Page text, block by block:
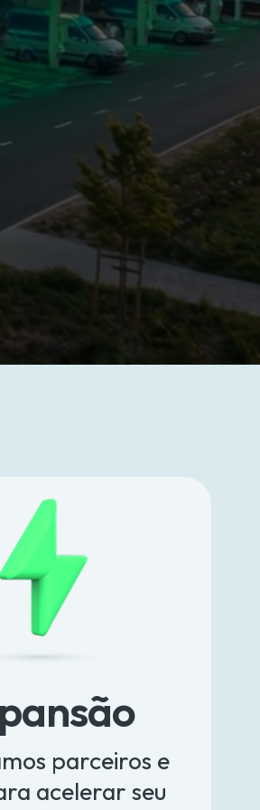
parceiros e
acelerar seu